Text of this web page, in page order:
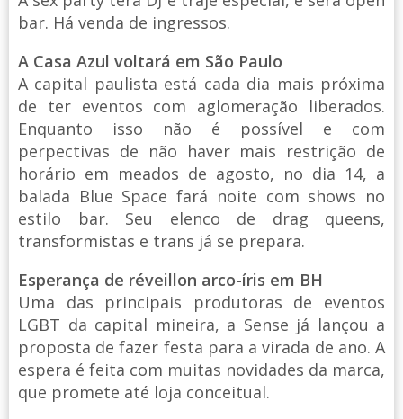
bar. Há venda de ingressos.
A Casa Azul voltará em São Paulo
A capital paulista está cada dia mais próxima
de ter eventos com aglomeração liberados.
Enquanto isso não é possível e com
perpectivas de não haver mais restrição de
horário em meados de agosto, no dia 14, a
balada Blue Space fará noite com shows no
estilo bar. Seu elenco de drag queens,
transformistas e trans já se prepara.
Esperança de réveillon arco-íris em BH
Uma das principais produtoras de eventos
LGBT da capital mineira, a Sense já lançou a
proposta de fazer festa para a virada de ano. A
espera é feita com muitas novidades da marca,
que promete até loja conceitual.